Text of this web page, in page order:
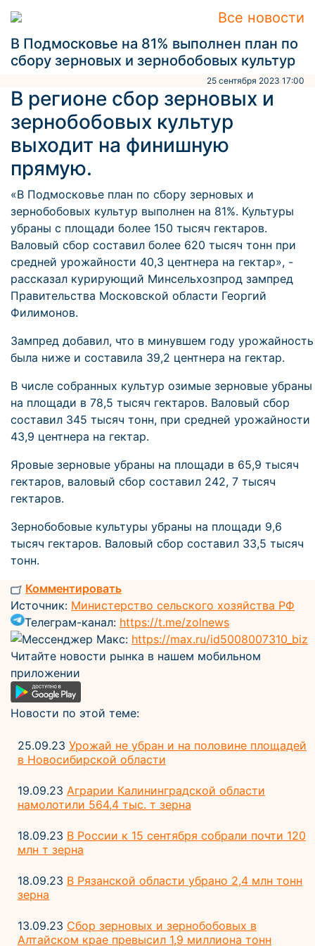
Все новости
В Подмосковье на 81% выполнен план по
сбору зерновых и зернобобовых культур
25 сентября 2023 17:00
В регионе сбор зерновых и
зернобобовых культур
выходит на финишную
прямую.
«В Подмосковье план по сбору зерновых и
зернобобовых культур выполнен на 81%. Культуры
убраны с площади более 150 тысяч гектаров.
Валовый сбор составил более 620 тысяч тонн при
средней урожайности 40,3 центнера на гектар», -
рассказал курирующий Минсельхозпрод зампред
Правительства Московской области Георгий
Филимонов.
Зампред добавил, что в минувшем году урожайность
была ниже и составила 39,2 центнера на гектар.
В числе собранных культур озимые зерновые убраны
на площади в 78,5 тысяч гектаров. Валовый сбор
составил 345 тысяч тонн, при средней урожайности
43,9 центнера на гектар.
Яровые зерновые убраны на площади в 65,9 тысяч
гектаров, валовый сбор составил 242, 7 тысяч
гектаров.
Зернобобовые культуры убраны на площади 9,6
тысяч гектаров. Валовый сбор составил 33,5 тысяч
тонн.
Комментировать
Источник: Министерство сельского хозяйства РФ
Телеграм-канал: https://t.me/zolnews
Мессенджер Макс: https://max.ru/id5008007310_biz
Читайте новости рынка в нашем мобильном
приложении
Новости по этой теме:
25.09.23 Урожай не убран и на половине площадей
в Новосибирской области
19.09.23 Аграрии Калининградской области
намолотили 564,4 тыс. т зерна
18.09.23 В России к 15 сентября собрали почти 120
млн т зерна
18.09.23 В Рязанской области убрано 2,4 млн тонн
зерна
13.09.23 Сбор зерновых и зернобобовых в
Алтайском крае превысил 1,9 миллиона тонн